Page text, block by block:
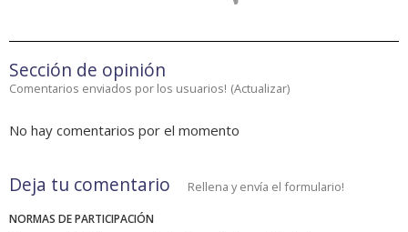
Sección de opinión
Comentarios enviados por los usuarios! (Actualizar)
No hay comentarios por el momento
Deja tu comentario Rellena y envía el formulario!
NORMAS DE PARTICIPACIÓN